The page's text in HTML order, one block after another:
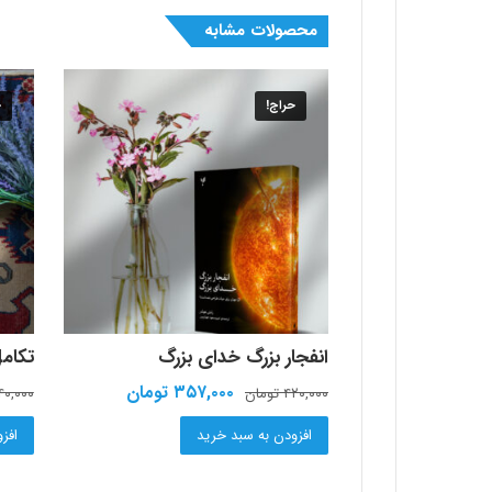
محصولات مشابه
حراج!
انفجار بزرگ خدای بزرگ
۴۲۰,۰۰۰تومان قیمت
اصلی:
بود.
۳۵۷,۰۰۰ تومان
افزودن به سبد خرید